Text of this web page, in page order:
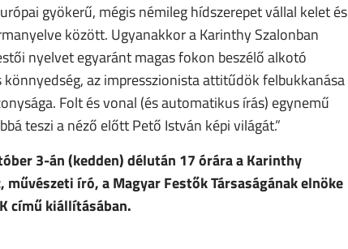
gyökerű, mégis némileg hídszerepet vállal kelet és
között. Ugyanakkor a Karinthy Szalonban
nyelvet egyaránt magas fokon beszélő alkotó
az impresszionista attitűdök felbukkanása
Folt és vonal (és automatikus írás) egynemű
teszi a néző előtt Pető István képi világát.”
3-án (kedden) délután 17 órára a Karinthy
író, a Magyar Festők Társaságának elnöke
című kiállításában.